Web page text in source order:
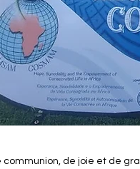
de joie et de